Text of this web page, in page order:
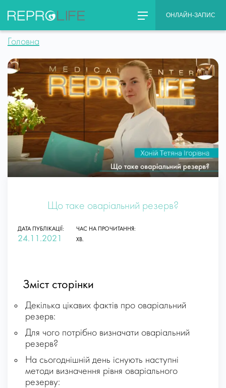
content
ОНЛАЙН-ЗАПИС
Головна
Що таке оваріальний резерв?
ДАТА ПУБЛІКАЦІЇ:
24.11.2021
ЧАС НА ПРОЧИТАННЯ:
ХВ.
Зміст сторінки
Декілька цікавих фактів про оваріальний
резерв:
Для чого потрібно визначати оваріальний
резерв?
На сьогоднішній день існують наступні
методи визначення рівня оваріального
резерву: